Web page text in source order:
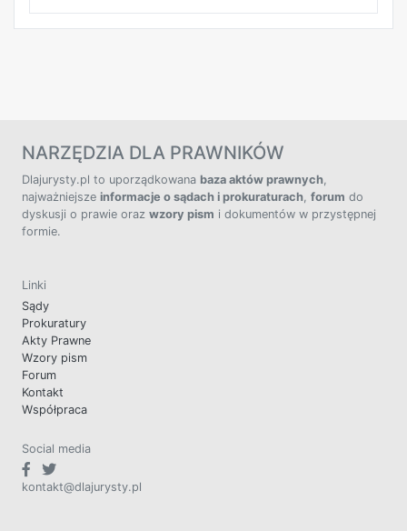
NARZĘDZIA DLA PRAWNIKÓW
Dlajurysty.pl to uporządkowana baza aktów prawnych,
najważniejsze informacje o sądach i prokuraturach, forum do
dyskusji o prawie oraz wzory pism i dokumentów w przystępnej
formie.
Linki
Sądy
Prokuratury
Akty Prawne
Wzory pism
Forum
Kontakt
Współpraca
Social media
kontakt@dlajurysty.pl